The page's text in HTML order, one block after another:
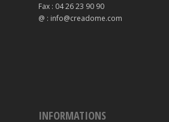
Fax : 04 26 23 90 90
@ : info@creadome.com
INFORMATIONS